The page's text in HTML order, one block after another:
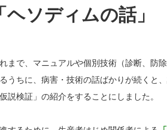
ソディムの話」
まで、マニュアルや個別技術（診断、防
うちに、病害・技術の話ばかりが続くと
説検証」の紹介をすることにしました。